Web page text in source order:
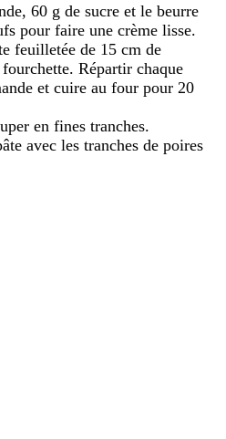
60 g de sucre et le beurre
pour faire une crème lisse.
feuilletée de 15 cm de
Répartir chaque
et cuire au four pour 20
en fines tranches.
avec les tranches de poires